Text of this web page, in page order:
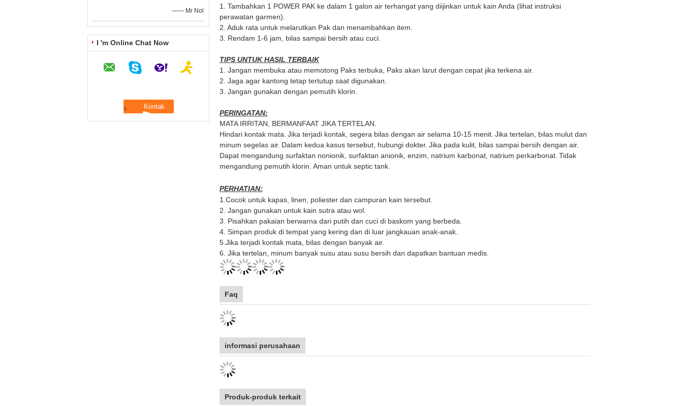
—— Mr Nol
I 'm Online Chat Now
1. Tambahkan 1 POWER PAK ke dalam 1 galon air terhangat yang diijinkan untuk kain Anda (lihat instruksi
perawatan garmen).
2. Aduk rata untuk melarutkan Pak dan menambahkan item.
3. Rendam 1-6 jam, bilas sampai bersih atau cuci.
TIPS UNTUK HASIL TERBAIK
1. Jangan membuka atau memotong Paks terbuka, Paks akan larut dengan cepat jika terkena air.
2. Jaga agar kantong tetap tertutup saat digunakan.
3. Jangan gunakan dengan pemutih klorin.
PERINGATAN:
MATA IRRITAN, BERMANFAAT JIKA TERTELAN.
Hindari kontak mata. Jika terjadi kontak, segera bilas dengan air selama 10-15 menit. Jika tertelan, bilas mulut dan
minum segelas air. Dalam kedua kasus tersebut, hubungi dokter. Jika pada kulit, bilas sampai bersih dengan air.
Dapat mengandung surfaktan nonionik, surfaktan anionik, enzim, natrium karbonat, natrium perkarbonat. Tidak
mengandung pemutih klorin. Aman untuk septic tank.
PERHATIAN:
1.Cocok untuk kapas, linen, poliester dan campuran kain tersebut.
2. Jangan gunakan untuk kain sutra atau wol.
3. Pisahkan pakaian berwarna dari putih dan cuci di baskom yang berbeda.
4. Simpan produk di tempat yang kering dan di luar jangkauan anak-anak.
5.Jika terjadi kontak mata, bilas dengan banyak air.
6. Jika tertelan, minum banyak susu atau susu bersih dan dapatkan bantuan medis.
Faq
informasi perusahaan
Produk-produk terkait